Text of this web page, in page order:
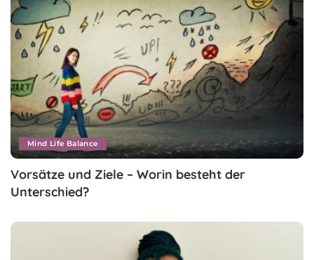
Mind Life Balance
Vorsätze und Ziele – Worin besteht der
Unterschied?